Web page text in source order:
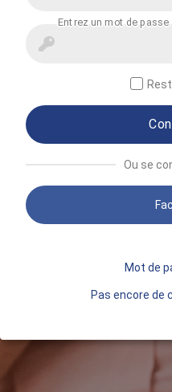
Ou se
Mot de
Pas encore de